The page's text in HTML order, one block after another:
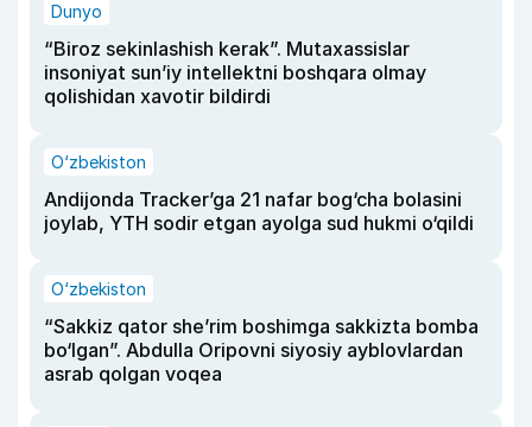
Dunyo
“Biroz sekinlashish kerak”. Mutaxassislar
insoniyat sun’iy intellektni boshqara olmay
qolishidan xavotir bildirdi
O‘zbekiston
Andijonda Tracker’ga 21 nafar bog‘cha bolasini
joylab, YTH sodir etgan ayolga sud hukmi o‘qildi
O‘zbekiston
“Sakkiz qator she’rim boshimga sakkizta bomba
bo‘lgan”. Abdulla Oripovni siyosiy ayblovlardan
asrab qolgan voqea